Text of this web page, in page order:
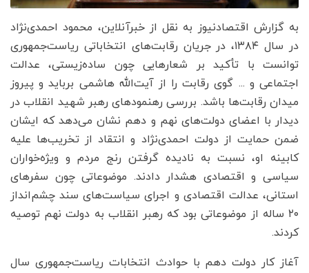
به گزارش اقتصادنیوز به نقل از خبرآنلاین، محمود احمدی‌نژاد
در سال ۱۳۸۴، در جریان رقابت‌های انتخاباتی ریاست‌جمهوری
توانست با تأکید بر شعارهایی چون ساده‌زیستی، عدالت
اجتماعی و ... گوی رقابت را از آیت‌الله هاشمی برباید و پیروز
میدان رقابت‌ها باشد. بررسی رهنمودهای رهبر شهید انقلاب در
دیدار با اعضای دولت‌های نهم و دهم نشان می‌دهد که ایشان
ضمن حمایت از دولت احمدی‌نژاد و انتقاد از تخریب‌ها علیه
کابینه او، نسبت به نادیده گرفتن رنج مردم و ویژه‌خواران
سیاسی و اقتصادی هشدار دادند. موضوعاتی چون سفرهای
استانی، عدالت اقتصادی و اجرای سیاست‌های سند چشم‌انداز
۲۰ ساله از موضوعاتی بود که رهبر انقلاب به دولت نهم توصیه
کردند.
آغاز کار دولت دهم با حوادث انتخابات ریاست‌جمهوری سال